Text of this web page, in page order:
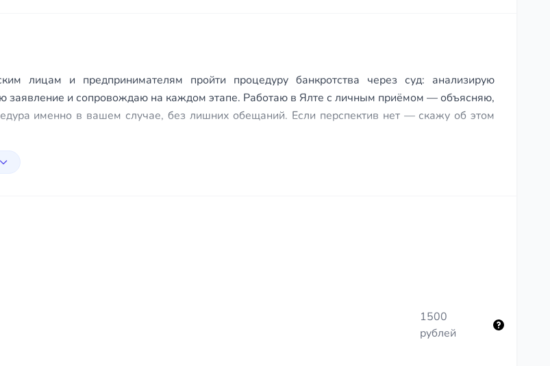
лицам и предпринимателям пройти процедуру банкротства через суд: анализирую
заявление и сопровождаю на каждом этапе. Работаю в Ялте с личным приёмом — объясняю,
именно в вашем случае, без лишних обещаний. Если перспектив нет — скажу об этом
1500
рублей